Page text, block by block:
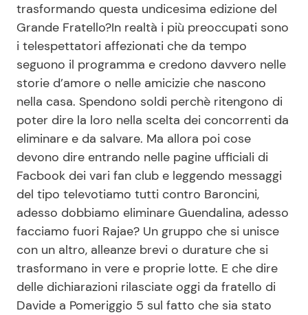
Seguici
Info
Chi siamo
Redazione
Contattaci
Privacy Policy
trasformando questa undicesima edizione del
Grande Fratello?In realtà i più preoccupati sono
i telespettatori affezionati che da tempo
seguono il programma e credono davvero nelle
storie d’amore o nelle amicizie che nascono
nella casa. Spendono soldi perchè ritengono di
poter dire la loro nella scelta dei concorrenti da
eliminare e da salvare. Ma allora poi cose
devono dire entrando nelle pagine ufficiali di
Facbook dei vari fan club e leggendo messaggi
del tipo televotiamo tutti contro Baroncini,
adesso dobbiamo eliminare Guendalina, adesso
facciamo fuori Rajae? Un gruppo che si unisce
con un altro, alleanze brevi o durature che si
trasformano in vere e proprie lotte. E che dire
delle dichiarazioni rilasciate oggi da fratello di
Davide a Pomeriggio 5 sul fatto che sia stato